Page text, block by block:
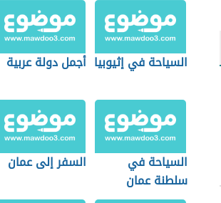
السياحة في إثيوبيا أجمل دولة عربية
السياحة في
سلطنة عمان
السفر إلى عمان